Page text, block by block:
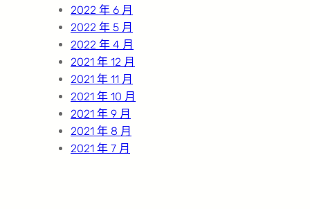
2022 年 6 月
2022 年 5 月
2022 年 4 月
2021 年 12 月
2021 年 11 月
2021 年 10 月
2021 年 9 月
2021 年 8 月
2021 年 7 月